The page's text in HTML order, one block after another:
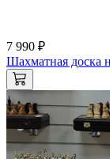
7 990 ₽
Шахматная доска